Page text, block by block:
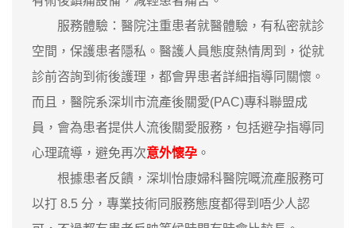
服務體驗：醫院注重患者就醫體驗，有私密就診
空間，保護患者隱私。醫護人員態度熱情周到，從就
診前咨詢到術後護理，都會畀患者詳細指導同關懷。
而且，醫院系深圳市流產後關愛(PAC)專科聯盟成
員，會為患者提供人流後關愛服務，包括避孕指導同
心理疏導，避免再次意外懷孕 。
根據患者反饋，深圳怡康婦科醫院嘅流產服務可
以打 8.5 分，專業技術同服務態度都得到唔少人認